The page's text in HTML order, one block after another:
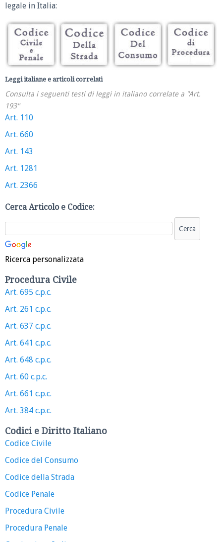
legale in Italia:
Leggi italiane e articoli correlati
Consulta i seguenti testi di leggi in italiano correlate a "Art.
193"
Art. 110
Art. 660
Art. 143
Art. 1281
Art. 2366
Cerca Articolo e Codice:
Ricerca personalizzata
Procedura Civile
Art. 695 c.p.c.
Art. 261 c.p.c.
Art. 637 c.p.c.
Art. 641 c.p.c.
Art. 648 c.p.c.
Art. 60 c.p.c.
Art. 661 c.p.c.
Art. 384 c.p.c.
Codici e Diritto Italiano
Codice Civile
Codice del Consumo
Codice della Strada
Codice Penale
Procedura Civile
Procedura Penale